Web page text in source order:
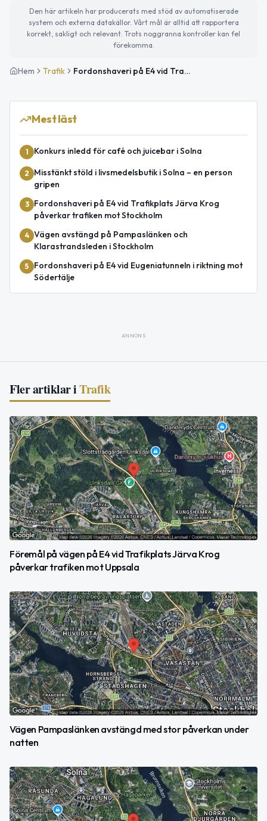
Den här artikeln har producerats med stöd av automatiserade
system och externa datakällor. Vårt mål är alltid att rapportera
korrekt, sakligt och relevant. Trots noggranna kontroller kan fel
förekomma.
Hem Trafik Fordonshaveri på E4 vid Trafikplats Haga Norra i riktning mot Stockholm
Mest läst
1 Konkurs inledd för café och juicebar i Solna
2
Misstänkt stöld i livsmedelsbutik i Solna – en person
gripen
3
Fordonshaveri på E4 vid Trafikplats Järva Krog
påverkar trafiken mot Stockholm
4 Vägen avstängd på Pampaslänken och
Klarastrandsleden i Stockholm
5
Fordonshaveri på E4 vid Eugeniatunneln i riktning mot
Södertälje
ANNONS
Fler artiklar iTrafik
Föremål på vägen på E4 vid Trafikplats Järva Krog
påverkar trafiken mot Uppsala
Vägen Pampaslänken avstängd med stor påverkan under
natten